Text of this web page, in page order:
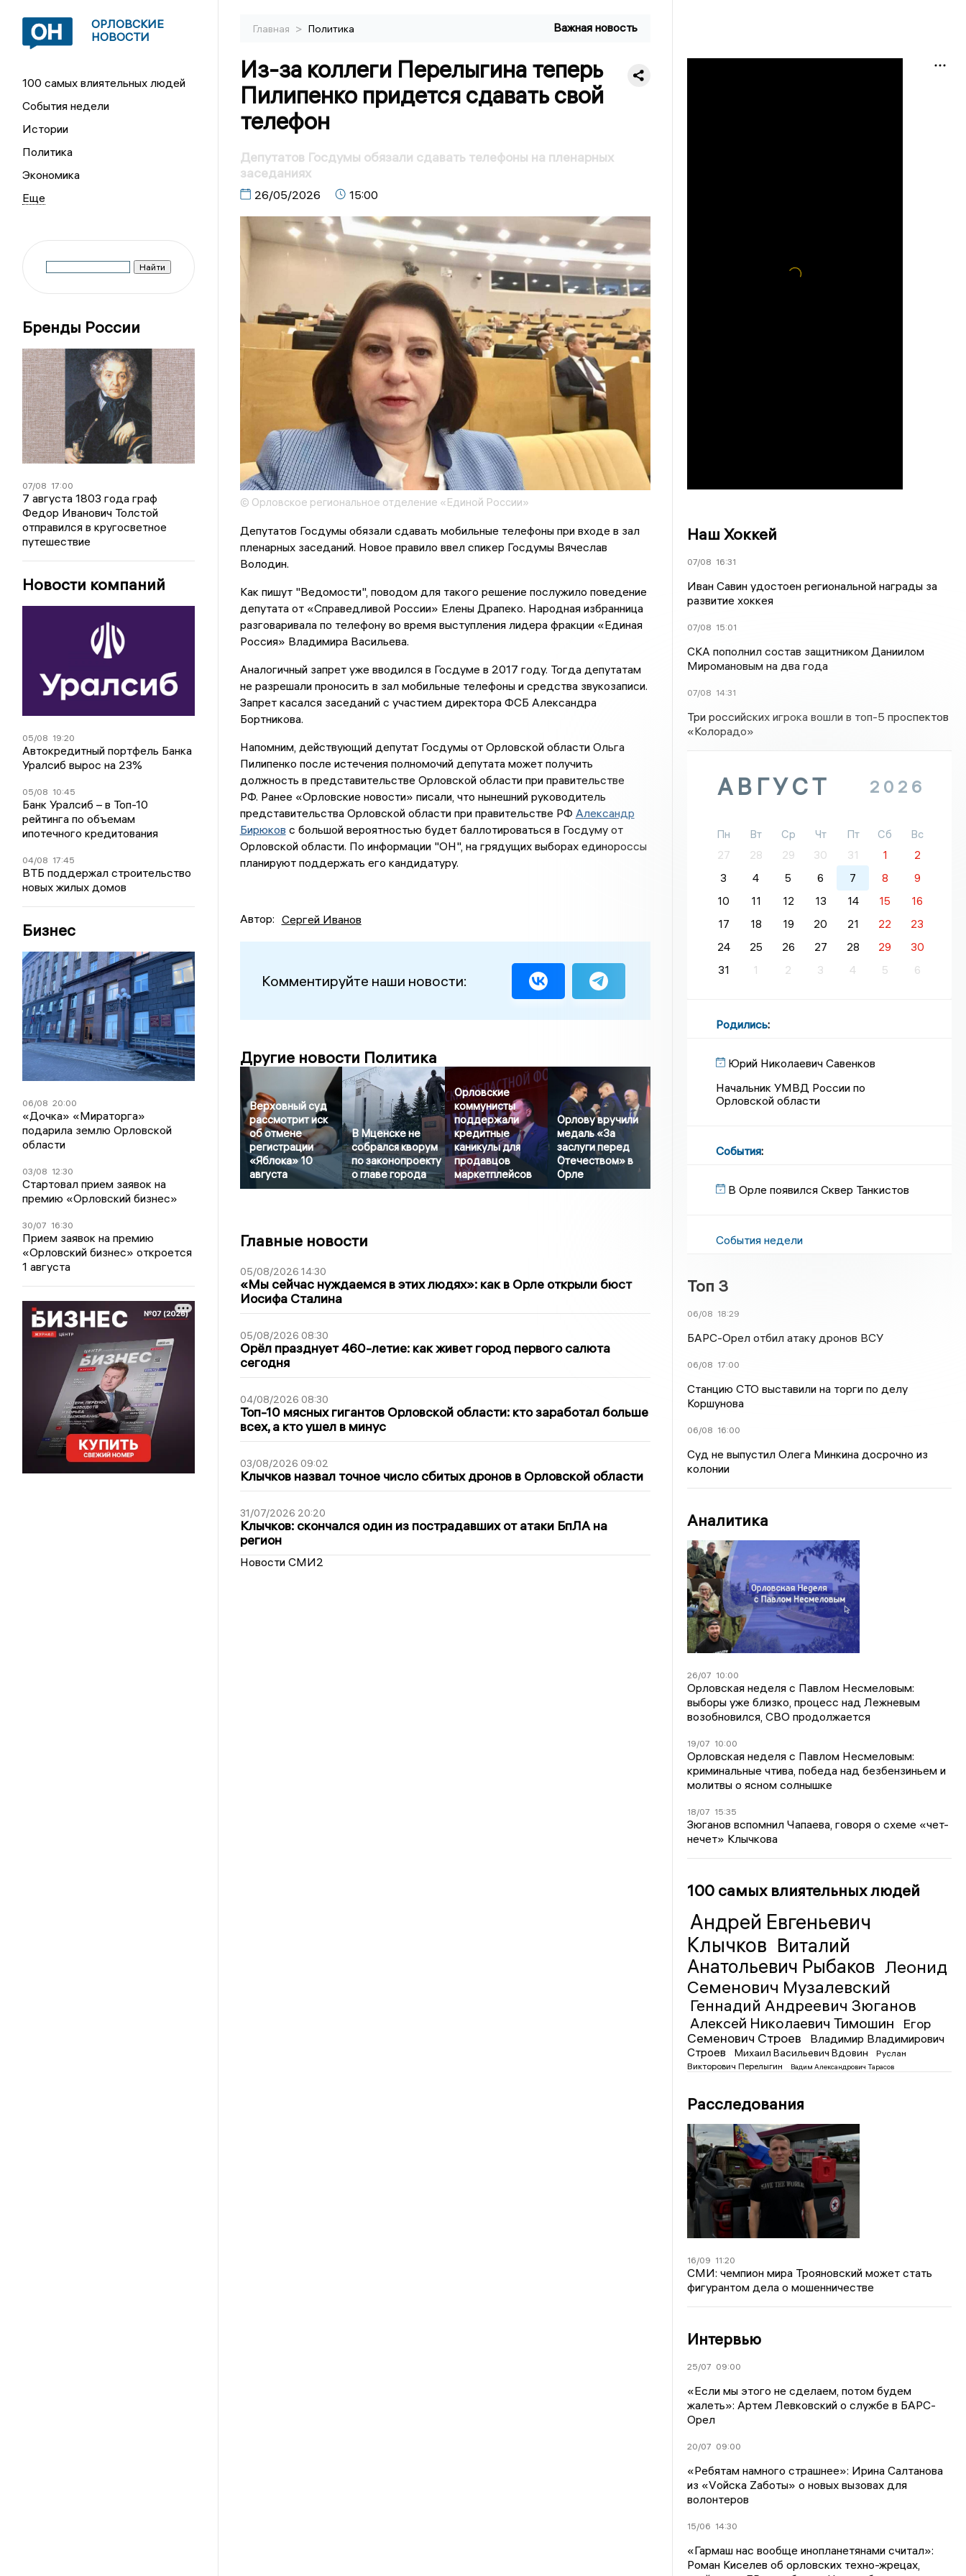
ОРЛОВСКИЕ
НОВОСТИ
100 самых влиятельных людей
События недели
Истории
Политика
Экономика
Бренды России
07/08 17:00
7 августа 1803 года граф
Федор Иванович Толстой
отправился в кругосветное
путешествие
Новости компаний
05/08 19:20
Автокредитный портфель Банка
Уралсиб вырос на 23%
05/08 10:45
Банк Уралсиб – в Топ-10
рейтинга по объемам
ипотечного кредитования
04/08 17:45
ВТБ поддержал строительство
новых жилых домов
Бизнес
06/08 20:00
«Дочка» «Мираторга»
подарила землю Орловской
области
03/08 12:30
Стартовал прием заявок на
премию «Орловский бизнес»
30/07 16:30
Прием заявок на премию
«Орловский бизнес» откроется
1 августа
Главная > Политика Важная новость
Из-за коллеги Перелыгина теперь
Пилипенко придется сдавать свой
телефон
Депутатов Госдумы обязали сдавать телефоны на пленарных
заседаниях
26/05/2026 15:00
© Орловское региональное отделение «Единой России»
Депутатов Госдумы обязали сдавать мобильные телефоны при входе в зал
пленарных заседаний. Новое правило ввел спикер Госдумы Вячеслав
Володин.
Как пишут "Ведомости", поводом для такого решение послужило поведение
депутата от «Справедливой России» Елены Драпеко. Народная избранница
разговаривала по телефону во время выступления лидера фракции «Единая
Россия» Владимира Васильева.
Аналогичный запрет уже вводился в Госдуме в 2017 году. Тогда депутатам
не разрешали проносить в зал мобильные телефоны и средства звукозаписи.
Запрет касался заседаний с участием директора ФСБ Александра
Бортникова.
Напомним, действующий депутат Госдумы от Орловской области Ольга
Пилипенко после истечения полномочий депутата может получить
должность в представительстве Орловской области при правительстве
РФ. Ранее «Орловские новости» писали, что нынешний руководитель
представительства Орловской области при правительстве РФ Александр
Бирюков с большой вероятностью будет баллотироваться в Госдуму от
Орловской области. По информации "ОН", на грядущих выборах единороссы
планируют поддержать его кандидатуру.
Автор: Сергей Иванов
Комментируйте наши новости:
Другие новости Политика
Верховный суд
рассмотрит иск
об отмене
регистрации
«Яблока» 10
августа
В Мценске не
собрался кворум
по законопроекту
о главе города
Орловские
коммунисты
поддержали
кредитные
каникулы для
продавцов
маркетплейсов
Орлову вручили
медаль «За
заслуги перед
Отечеством» в
Орле
Главные новости
05/08/2026 14:30
«Мы сейчас нуждаемся в этих людях»: как в Орле открыли бюст
Иосифа Сталина
05/08/2026 08:30
Орёл празднует 460-летие: как живет город первого салюта
сегодня
04/08/2026 08:30
Топ-10 мясных гигантов Орловской области: кто заработал больше
всех, а кто ушел в минус
03/08/2026 09:02
Клычков назвал точное число сбитых дронов в Орловской области
31/07/2026 20:20
Клычков: скончался один из пострадавших от атаки БпЛА на
регион
Новости СМИ2
Наш Хоккей
07/08 16:31
Иван Савин удостоен региональной награды за
развитие хоккея
07/08 15:01
СКА пополнил состав защитником Даниилом
Миромановым на два года
07/08 14:31
Три российских игрока вошли в топ-5 проспектов
«Колорадо»
АВГУСТ 2026
Пн Вт Ср Чт Пт Сб
Вс
27
28 29 30 31 1
2
3
4 5 6 7 8
9
10
11 12 13 14 15
16
17
18 19 20 21 22
23
24
25 26 27 28 29
30
31
1 2 3 4 5 6
Родились:
Юрий Николаевич Савенков
Начальник УМВД России по
Орловской области
События:
В Орле появился Сквер Танкистов
События недели
Топ 3
06/08 18:29
БАРС-Орел отбил атаку дронов ВСУ
06/08 17:00
Станцию СТО выставили на торги по делу
Коршунова
06/08 16:00
Суд не выпустил Олега Минкина досрочно из
колонии
Аналитика
26/07 10:00
Орловская неделя с Павлом Несмеловым:
выборы уже близко, процесс над Лежневым
возобновился, СВО продолжается
19/07 10:00
Орловская неделя с Павлом Несмеловым:
криминальные чтива, победа над безбензиньем и
молитвы о ясном солнышке
18/07 15:35
Зюганов вспомнил Чапаева, говоря о схеме «чет-
нечет» Клычкова
100 самых влиятельных людей
Андрей Евгеньевич
Клычков Виталий
Анатольевич Рыбаков Леонид
Семенович Музалевский
Геннадий Андреевич Зюганов
Алексей Николаевич Тимошин
Егор
Семенович Строев
Владимир Владимирович
Строев
Михаил Васильевич Вдовин
Руслан
Викторович Перелыгин
Вадим Александрович Тарасов
Расследования
16/09 11:20
СМИ: чемпион мира Трояновский может стать
фигурантом дела о мошенничестве
Интервью
25/07 09:00
«Если мы этого не сделаем, потом будем
жалеть»: Артем Левковский о службе в БАРС-
Орел
20/07 09:00
«Ребятам намного страшнее»: Ирина Салтанова
из «Vойска Zаботы» о новых вызовах для
волонтеров
15/06 14:30
«Гармаш нас вообще инопланетянами считал»:
Роман Киселев об орловских техно-жрецах,